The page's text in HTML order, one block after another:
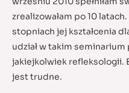
zrealizowałam po 10
stopniach jej kształcenia
udział w takim
jakiejkolwiek refleksologii.
jest trudne.